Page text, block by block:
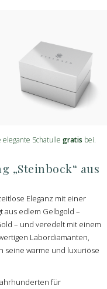
elegante Schatullegratis bei.
„Steinbock“ aus
Eleganz mit einer
aus edlem Gelbgold –
– und veredelt mit einem
Labordiamanten,
seine warme und luxuriöse
für